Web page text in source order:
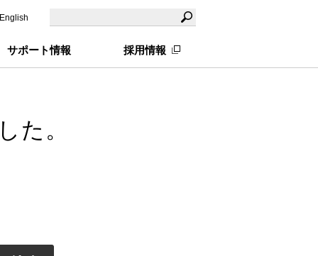
English
サポート情報 採用情報
た。